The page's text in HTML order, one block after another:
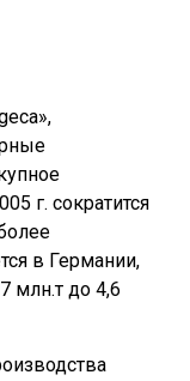
г. сократится
в Германии,
млн.т до 4,6